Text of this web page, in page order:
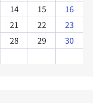
14 15
16
21 22
23
28 29
30